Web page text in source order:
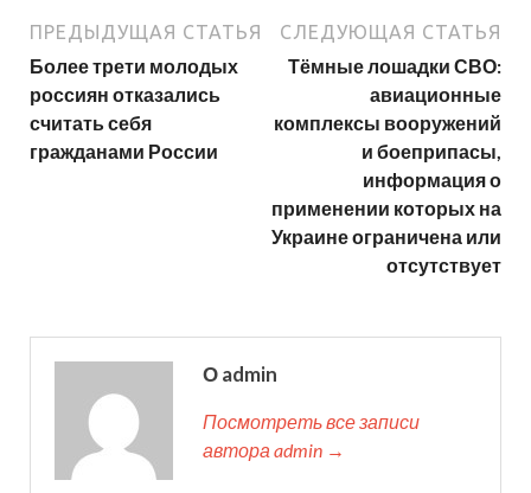
ПРЕДЫДУЩАЯ СТАТЬЯ
Более трети молодых
россиян отказались
считать себя
гражданами России
СЛЕДУЮЩАЯ СТАТЬЯ
Тёмные лошадки СВО:
авиационные
комплексы вооружений
и боеприпасы,
информация о
применении которых на
Украине ограничена или
отсутствует
О admin
Посмотреть все записи
автора admin →